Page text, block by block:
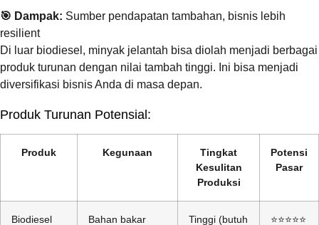
🎯 Dampak: Sumber pendapatan tambahan, bisnis lebih
resilient
Di luar biodiesel, minyak jelantah bisa diolah menjadi berbagai
produk turunan dengan nilai tambah tinggi. Ini bisa menjadi
diversifikasi bisnis Anda di masa depan.
Produk Turunan Potensial:
Produk Kegunaan
Tingkat
Kesulitan
Produksi
Potensi
Pasar
Biodiesel
Bahan bakar
Tinggi (butuh
⭐⭐⭐⭐⭐